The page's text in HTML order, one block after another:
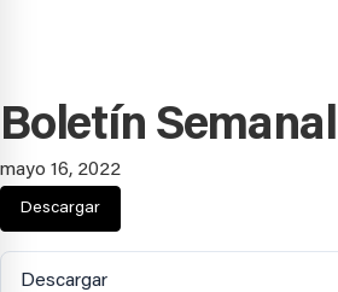
Boletín Semanal
mayo 16, 2022
Descargar
Descargar